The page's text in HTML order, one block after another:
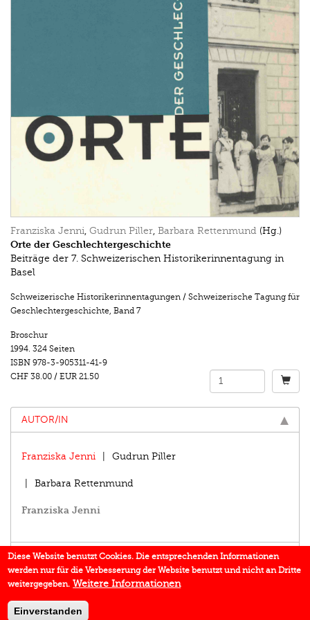
Franziska Jenni Gudrun Piller Barbara Rettenmund (Hg.)
Orte der Geschlechtergeschichte
Beiträge der 7. Schweizerischen Historikerinnentagung in
Basel
Schweizerische Historikerinnentagungen / Schweizerische Tagung für
Geschlechtergeschichte, Band 7
Broschur
1994. 324 Seiten
ISBN 978-3-905311-41-9
CHF 38.00 / EUR 21.50
AUTOR/IN
Franziska Jenni Gudrun Piller
Barbara Rettenmund
Franziska Jenni
EINBLICK
BUCHREIHE
DOWNLOADS
Diese Website benutzt Cookies. Die entsprechenden Informationen
werden nur für die Verbesserung der Website benutzt und nicht an Dritte
weitergegeben. Weitere Informationen
Einverstanden